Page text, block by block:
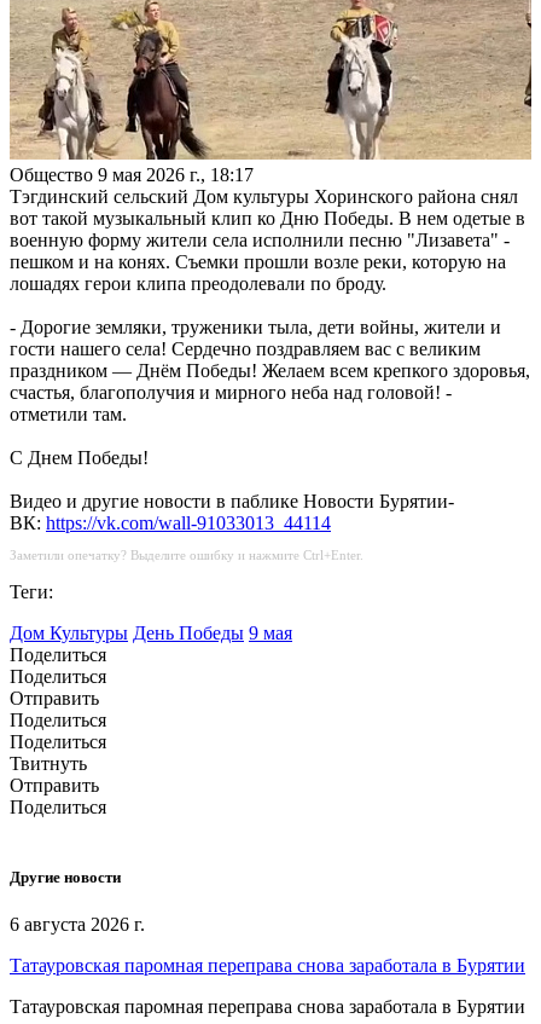
Общество 9 мая 2026 г., 18:17
Тэгдинский сельский Дом культуры Хоринского района снял
вот такой музыкальный клип ко Дню Победы. В нем одетые в
военную форму жители села исполнили песню "Лизавета" -
пешком и на конях. Съемки прошли возле реки, которую на
лошадях герои клипа преодолевали по броду.
- Дорогие земляки, труженики тыла, дети войны, жители и
гости нашего села! Сердечно поздравляем вас с великим
праздником — Днём Победы! Желаем всем крепкого здоровья,
счастья, благополучия и мирного неба над головой! -
отметили там.
С Днем Победы!
Видео и другие новости в паблике Новости Бурятии-
ВК: https://vk.com/wall-91033013_44114
Заметили опечатку? Выделите ошибку и нажмите Ctrl+Enter.
Теги:
Дом Культуры День Победы 9 мая
Поделиться
Поделиться
Отправить
Поделиться
Поделиться
Твитнуть
Отправить
Поделиться
Другие новости
6 августа 2026 г.
Татауровская паромная переправа снова заработала в Бурятии
Татауровская паромная переправа снова заработала в Бурятии